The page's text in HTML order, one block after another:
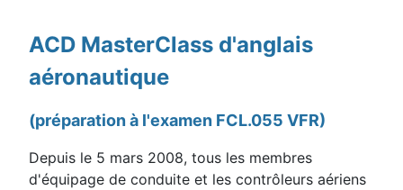
Détails
ACD MasterClass d'anglais
aéronautique
(préparation à l'examen FCL.055 VFR)
Depuis le 5 mars 2008, tous les membres
d'équipage de conduite et les contrôleurs aériens